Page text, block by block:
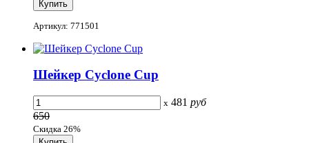
Артикул: 771501
Шейкер Cyclone Cup
x 481 руб
650
Скидка 26%